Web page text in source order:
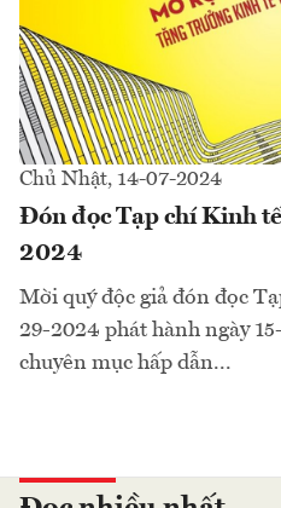
Chủ Nhật, 14-07-2024
Đón đọc Tạp chí Kinh
2024
Mời quý độc giả đón đọc
29-2024 phát hành ngày
chuyên mục hấp dẫn...